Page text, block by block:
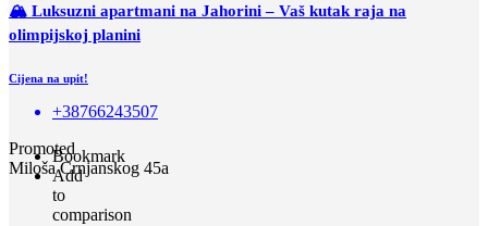
🏔 Luksuzni apartmani na Jahorini – Vaš kutak raja na
olimpijskoj planini
Cijena na upit!
+38766243507
Promoted
Miloša Crnjanskog 45a
Bookmark
Add
to
comparison